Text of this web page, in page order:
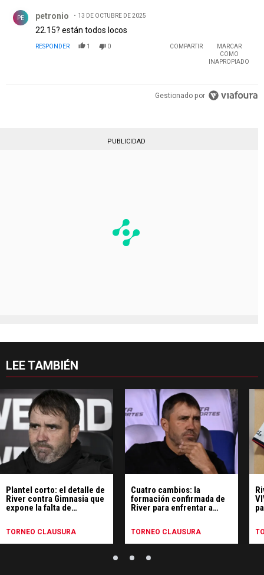
PE petronio 13 DE OCTUBRE DE 2025
22.15? están todos locos
RESPONDER 1 0 COMPARTIR
MARCAR
COMO
INAPROPIADO
Gestionado por
PUBLICIDAD
LEE TAMBIÉN
Plantel corto: el detalle de
River contra Gimnasia que
expone la falta de
TORNEO CLAUSURA
Cuatro cambios: la
formación confirmada de
River para enfrentar a
TORNEO CLAUSURA